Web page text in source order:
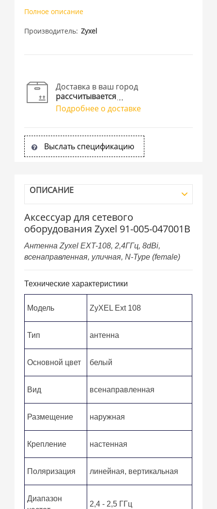
Полное описание
Производитель Zyxel
Доставка в ваш город
рассчитывается
Подробнее о доставке
Выслать спецификацию
ОПИСАНИЕ
Аксессуар для сетевого
оборудования Zyxel 91-005-047001B
Антенна Zyxel EXT-108, 2,4ГГц, 8dBi,
всенаправленная, уличная, N-Type (female)
Технические характеристики
Модель ZyXEL Ext 108
Тип антенна
Основной цвет белый
Вид всенаправленная
Размещение наружная
Крепление настенная
Поляризация линейная, вертикальная
Диапазон
2,4 - 2,5 ГГц